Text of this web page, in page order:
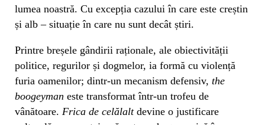
lumea noastră. Cu excepția cazului în care este creștin
și alb – situație în care nu sunt decât știri.
Printre breșele gândirii raționale, ale obiectivității
politice, regurilor și dogmelor, ia formă cu violență
furia oamenilor; dintr-un mecanism defensiv, the
boogeyman este transformat într-un trofeu de
vânătoare. Frica de celălaltdevine o justificare